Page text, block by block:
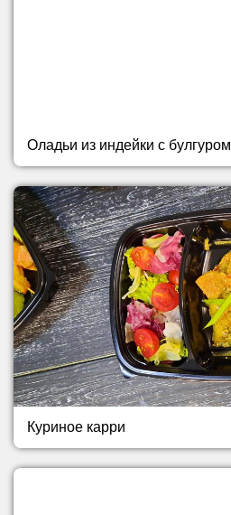
Оладьи из индейки с булгуром
Куриное карри